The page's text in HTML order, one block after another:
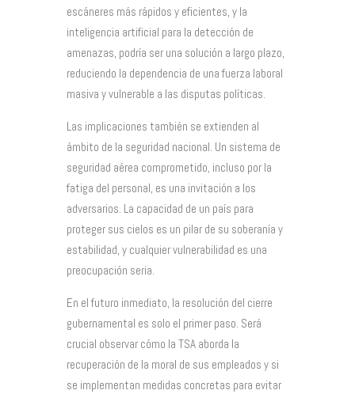
escáneres más rápidos y eficientes, y la
inteligencia artificial para la detección de
amenazas, podría ser una solución a largo plazo,
reduciendo la dependencia de una fuerza laboral
masiva y vulnerable a las disputas políticas.
Las implicaciones también se extienden al
ámbito de la seguridad nacional. Un sistema de
seguridad aérea comprometido, incluso por la
fatiga del personal, es una invitación a los
adversarios. La capacidad de un país para
proteger sus cielos es un pilar de su soberanía y
estabilidad, y cualquier vulnerabilidad es una
preocupación seria.
En el futuro inmediato, la resolución del cierre
gubernamental es solo el primer paso. Será
crucial observar cómo la TSA aborda la
recuperación de la moral de sus empleados y si
se implementan medidas concretas para evitar